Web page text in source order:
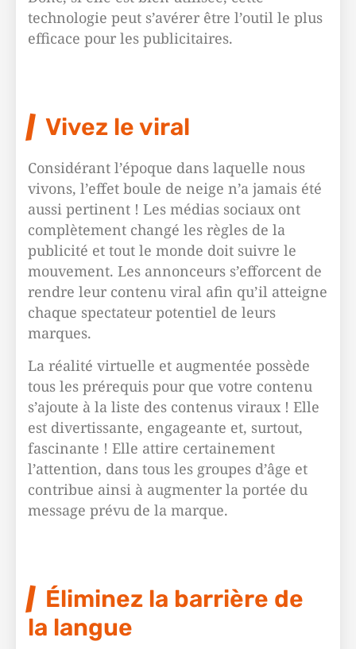
technologie peut s’avérer être l’outil le plus
efficace pour les publicitaires.
Vivez le viral
Considérant l’époque dans laquelle nous
vivons, l’effet boule de neige n’a jamais été
aussi pertinent ! Les médias sociaux ont
complètement changé les règles de la
publicité et tout le monde doit suivre le
mouvement. Les annonceurs s’efforcent de
rendre leur contenu viral afin qu’il atteigne
chaque spectateur potentiel de leurs
marques.
La réalité virtuelle et augmentée possède
tous les prérequis pour que votre contenu
s’ajoute à la liste des contenus viraux ! Elle
est divertissante, engageante et, surtout,
fascinante ! Elle attire certainement
l’attention, dans tous les groupes d’âge et
contribue ainsi à augmenter la portée du
message prévu de la marque.
Éliminez la barrière de
la langue